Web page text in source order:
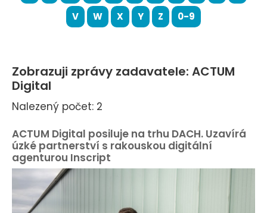
V
W X Y Z 0-9
Zobrazuji zprávy zadavatele: ACTUM
Digital
Nalezený počet: 2
ACTUM Digital posiluje na trhu DACH. Uzavírá
úzké partnerství s rakouskou digitální
agenturou Inscript